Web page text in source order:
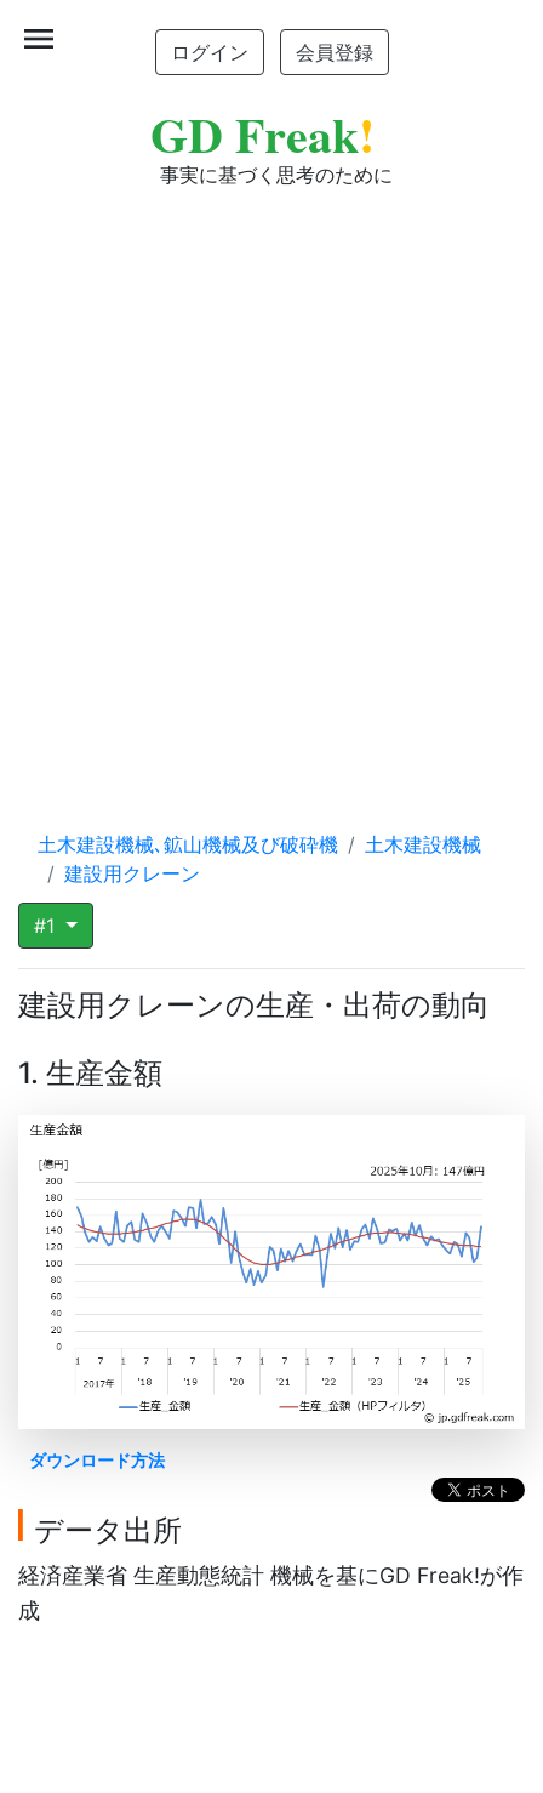
ログイン 会員登録
GD Freak!
事実に基づく思考のために
menu
土木建設機械､鉱山機械及び破砕機
土木建設機械
建設用クレーン
#1
建設用クレーンの生産・出荷の動向
1. 生産金額
ダウンロード方法
データ出所
経済産業省 生産動態統計 機械を基にGD Freak!が作
成